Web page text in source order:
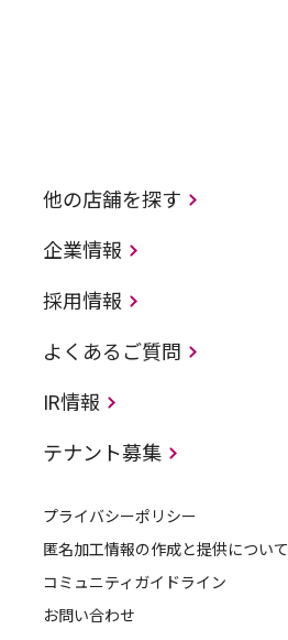
他の店舗を探す
企業情報
採用情報
よくあるご質問
IR情報
テナント募集
プライバシーポリシー
匿名加工情報の作成と提供について
コミュニティガイドライン
お問い合わせ